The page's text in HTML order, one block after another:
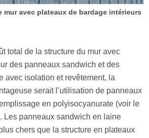
mur avec plateaux de bardage intérieurs
total de la structure du mur avec
des panneaux sandwich et des
avec isolation et revêtement, la
serait l’utilisation de panneaux
en polyisocyanurate (voir le
Les panneaux sandwich en laine
chers que la structure en plateaux